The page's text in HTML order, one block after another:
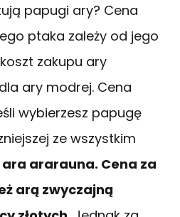
papugi ary? Cena
ptaka zależy od jego
zakupu ary
ary modrej. Cena
wybierzesz papugę
ze wszystkim
ara ararauna. Cena za
arą zwyczajną